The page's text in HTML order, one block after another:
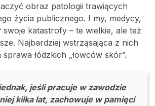
obraz patologii trawiących
życia publicznego. I my, medycy,
swoje katastrofy – te wielkie, ale też
Najbardziej wstrząsająca z nich
łódzkich „łowców skór”.
jeśli pracuje w zawodzie
kilka lat, zachowuje w pamięci